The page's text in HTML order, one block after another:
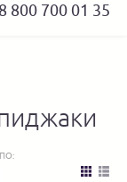
8 800 700 01 35